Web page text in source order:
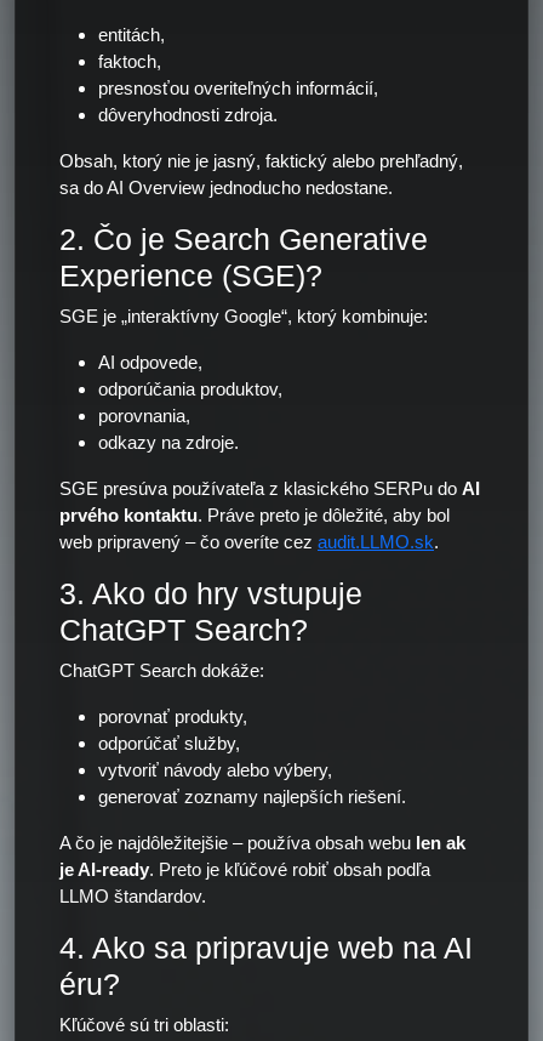
entitách,
faktoch,
presnosťou overiteľných informácií,
dôveryhodnosti zdroja.
Obsah, ktorý nie je jasný, faktický alebo prehľadný,
sa do AI Overview jednoducho nedostane.
2. Čo je Search Generative
Experience (SGE)?
SGE je „interaktívny Google“, ktorý kombinuje:
AI odpovede,
odporúčania produktov,
porovnania,
odkazy na zdroje.
SGE presúva používateľa z klasického SERPu do AI
prvého kontaktu. Práve preto je dôležité, aby bol
web pripravený – čo overíte cez audit.LLMO.sk.
3. Ako do hry vstupuje
ChatGPT Search?
ChatGPT Search dokáže:
porovnať produkty,
odporúčať služby,
vytvoriť návody alebo výbery,
generovať zoznamy najlepších riešení.
A čo je najdôležitejšie – používa obsah webu len ak
je AI-ready. Preto je kľúčové robiť obsah podľa
LLMO štandardov.
4. Ako sa pripravuje web na AI
éru?
Kľúčové sú tri oblasti: